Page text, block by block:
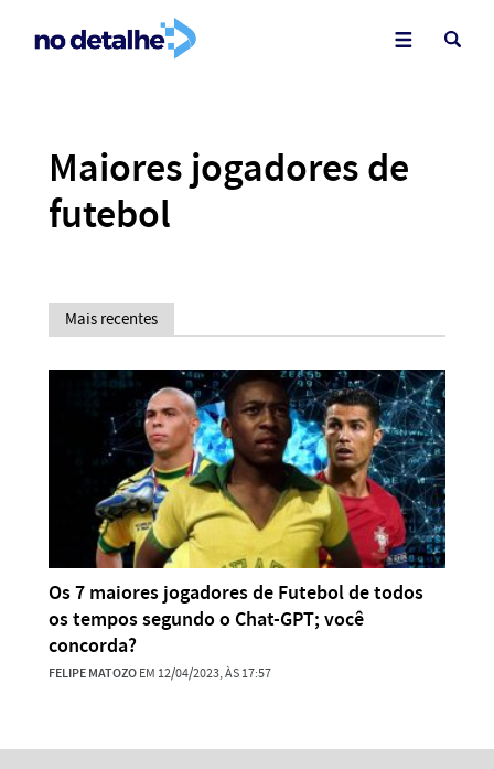
Maiores jogadores de
futebol
Mais recentes
Os 7 maiores jogadores de Futebol de todos
os tempos segundo o Chat-GPT; você
concorda?
FELIPE MATOZOEM 12/04/2023, ÀS 17:57